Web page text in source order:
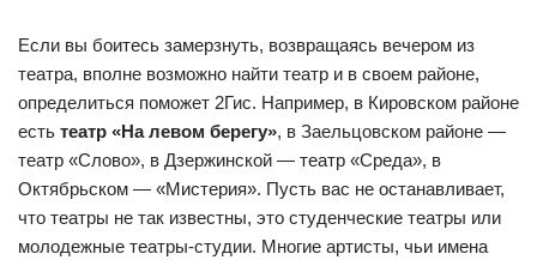
Если вы боитесь замерзнуть, возвращаясь вечером из
театра, вполне возможно найти театр и в своем районе,
определиться поможет 2Гис. Например, в Кировском районе
есть театр «На левом берегу», в Заельцовском районе —
театр «Слово», в Дзержинской — театр «Среда», в
Октябрьском — «Мистерия». Пусть вас не останавливает,
что театры не так известны, это студенческие театры или
молодежные театры-студии. Многие артисты, чьи имена